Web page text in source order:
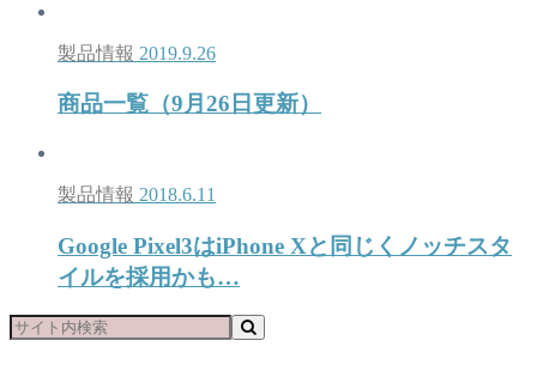
製品情報 2019.9.26
商品一覧（9月26日更新）
製品情報 2018.6.11
Google Pixel3はiPhone Xと同じくノッチスタ
イルを採用かも…